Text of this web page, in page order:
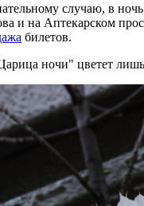
случаю, в
и на Аптекарском
билетов.
ночи" цветет